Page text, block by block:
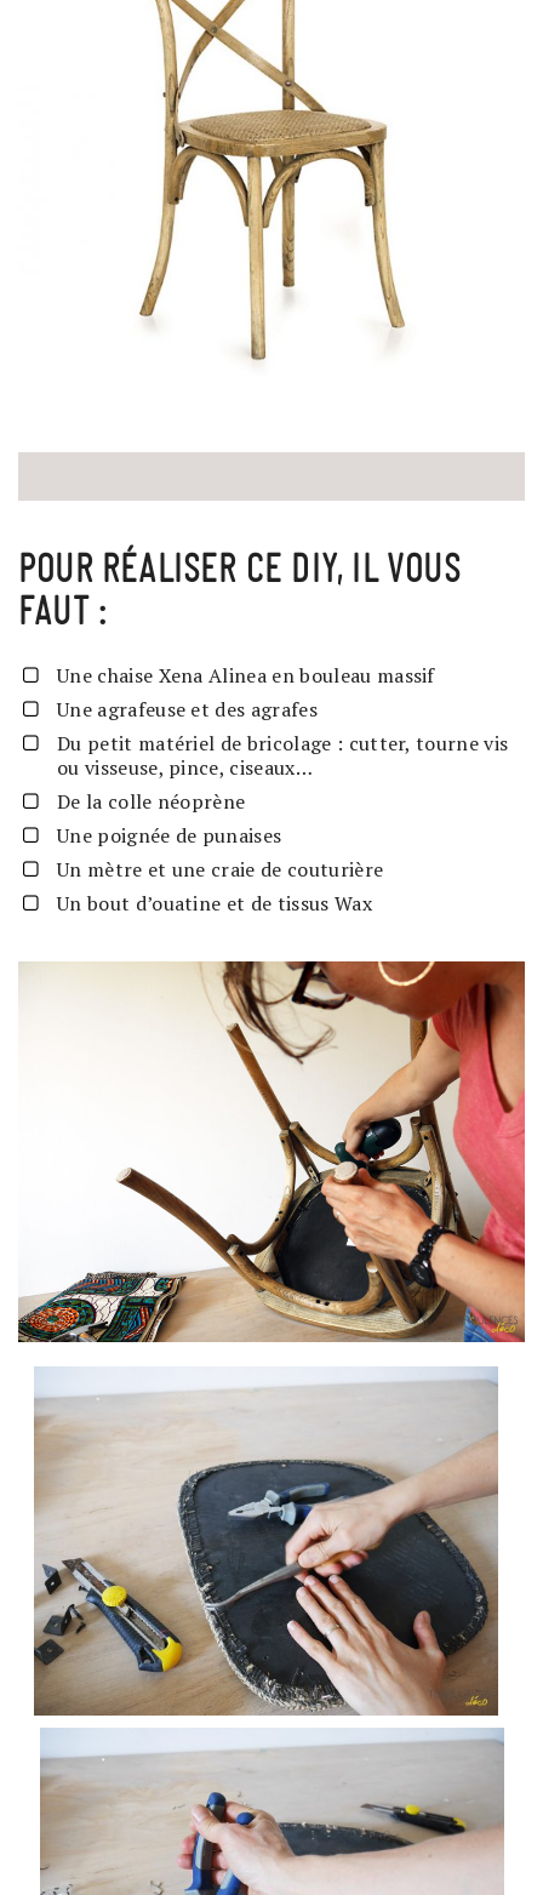
POUR RÉALISER CE DIY, IL VOUS
FAUT :
Une chaise Xena Alinea en bouleau massif
Une agrafeuse et des agrafes
Du petit matériel de bricolage : cutter, tourne vis
ou visseuse, pince, ciseaux…
De la colle néoprène
Une poignée de punaises
Un mètre et une craie de couturière
Un bout d’ouatine et de tissus Wax